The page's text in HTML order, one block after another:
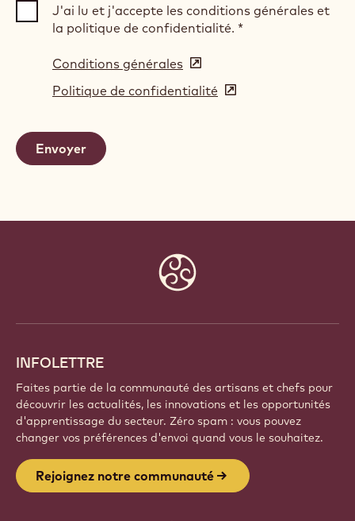
J'ai lu et j'accepte les conditions générales et
la politique de confidentialité. *
Conditions générales (opens
in
a
Politique de confidentialité (opens
INFOLETTRE
Faites partie de la communauté des artisans et chefs pour
découvrir les actualités, les innovations et les opportunités
d'apprentissage du secteur. Zéro spam : vous pouvez
changer vos préférences d'envoi quand vous le souhaitez.
Rejoignez notre communauté